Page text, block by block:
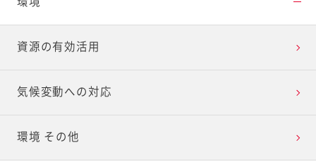
資源の有効活用
気候変動への対応
環境 その他